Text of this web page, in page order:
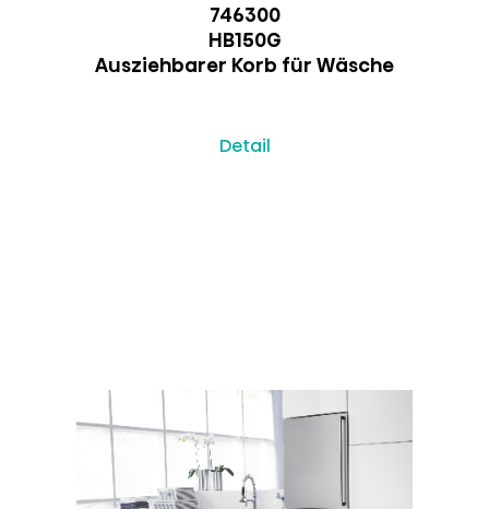
746300
HB150G
Ausziehbarer Korb für Wäsche
Detail